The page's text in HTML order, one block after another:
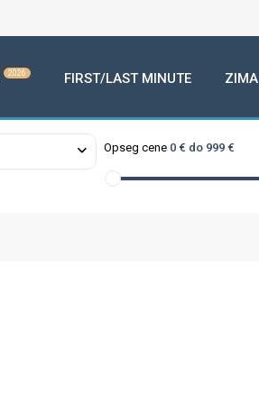
2026 FIRST/LAST MINUTE ZIMA
Opseg cene 0 € do 999 €